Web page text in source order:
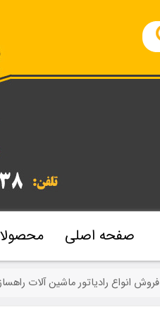
صفحه اصلی
فروش انواع رادیاتور ماشین آلات